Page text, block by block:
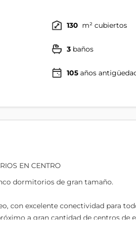
130 m² cubiertos
3 baños
105 años
EN CENTRO
dormitorios de gran tamaño.
con excelente conectividad para
a gran cantidad de centros de